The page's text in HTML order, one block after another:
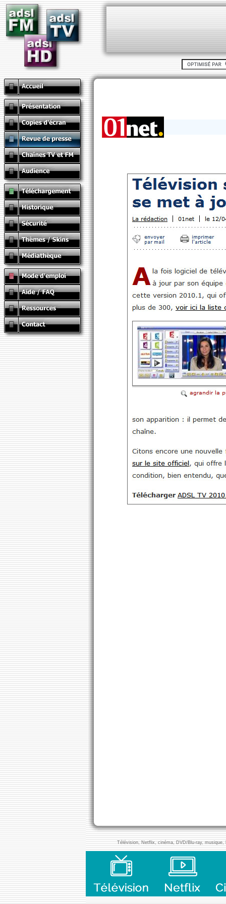
Télévision, Netflix, cinéma, DVD/Blu-ray,